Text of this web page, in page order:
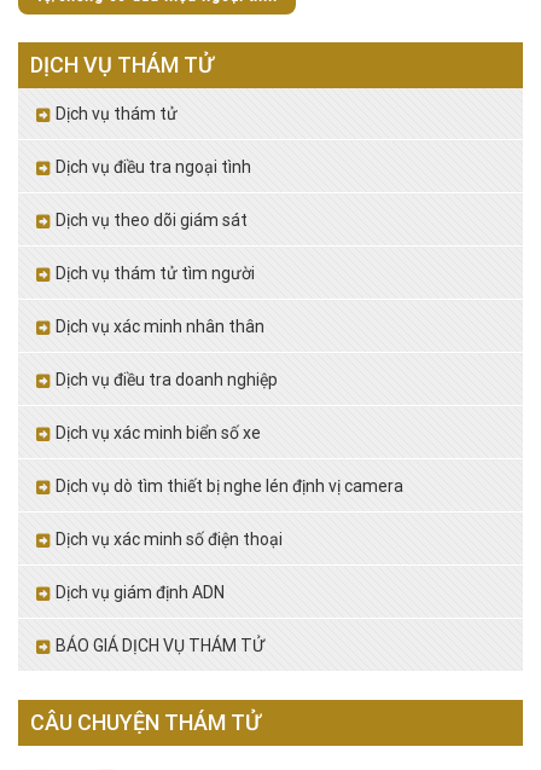
DỊCH VỤ THÁM TỬ
Dịch vụ thám tử
Dịch vụ điều tra ngoại tình
Dịch vụ theo dõi giám sát
Dịch vụ thám tử tìm người
Dịch vụ xác minh nhân thân
Dịch vụ điều tra doanh nghiệp
Dịch vụ xác minh biển số xe
Dịch vụ dò tìm thiết bị nghe lén định vị camera
Dịch vụ xác minh số điện thoại
Dịch vụ giám định ADN
BÁO GIÁ DỊCH VỤ THÁM TỬ
CÂU CHUYỆN THÁM TỬ